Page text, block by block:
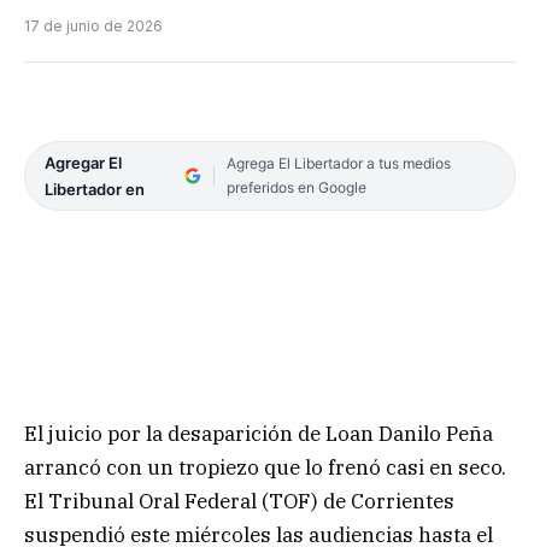
17 de junio de 2026
Agregar El
Libertador en
Agrega El Libertador a tus medios
preferidos en Google
El juicio por la desaparición de Loan Danilo Peña
arrancó con un tropiezo que lo frenó casi en seco.
El Tribunal Oral Federal (TOF) de Corrientes
suspendió este miércoles las audiencias hasta el